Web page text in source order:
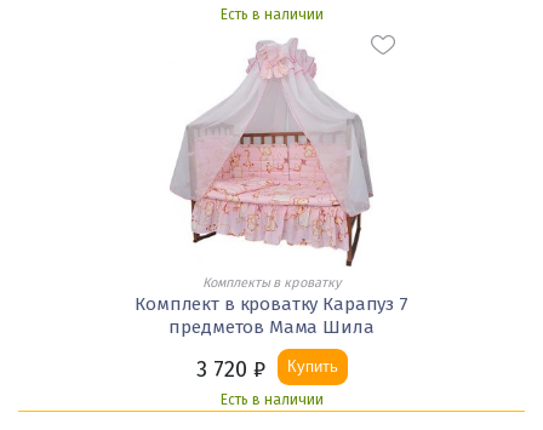
Есть в наличии
Комплекты в кроватку
Комплект в кроватку Карапуз 7
предметов Мама Шила
3 720 ₽ Купить
Есть в наличии